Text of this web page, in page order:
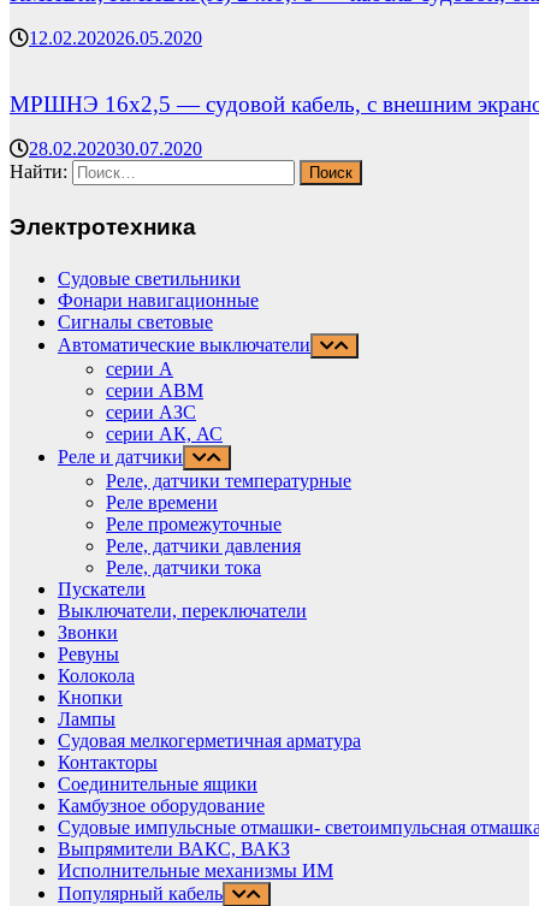
12.02.202026.05.2020
МРШНЭ 16х2,5 — судовой кабель, с внешним
28.02.202030.07.2020
Найти:
Электротехника
Судовые светильники
Фонари навигационные
Сигналы световые
Автоматические выключатели
серии А
серии АВМ
cерии АЗС
серии АК, АС
Реле и датчики
Реле, датчики температурные
Реле времени
Реле промежуточные
Реле, датчики давления
Реле, датчики тока
Пускатели
Выключатели, переключатели
Звонки
Ревуны
Колокола
Кнопки
Лампы
Судовая мелкогерметичная арматура
Контакторы
Соединительные ящики
Камбузное оборудование
Судовые импульсные отмашки- светоимпульсная
Выпрямители ВАКС, ВАКЗ
Исполнительные механизмы ИМ
Популярный кабель